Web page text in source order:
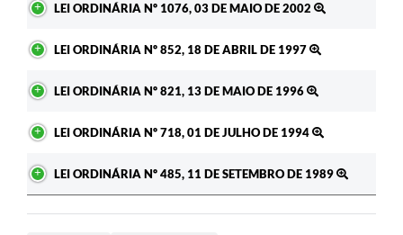
LEI ORDINÁRIA Nº 1076, 03 DE MAIO DE 2002
LEI ORDINÁRIA Nº 852, 18 DE ABRIL DE 1997
LEI ORDINÁRIA Nº 821, 13 DE MAIO DE 1996
LEI ORDINÁRIA Nº 718, 01 DE JULHO DE 1994
LEI ORDINÁRIA Nº 485, 11 DE SETEMBRO DE 1989